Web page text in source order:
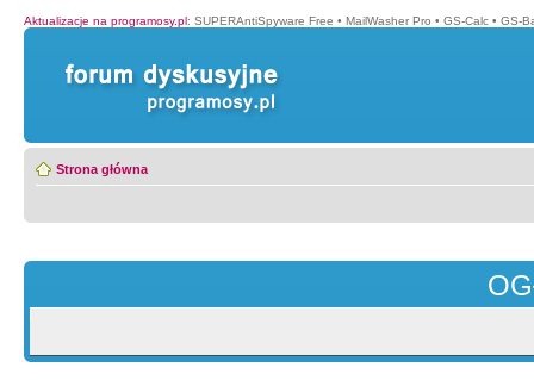
Aktualizacje na programosy.pl: SUPERAntiSpyware Free • MailWasher Pro • GS-Calc • GS-
Strona główna